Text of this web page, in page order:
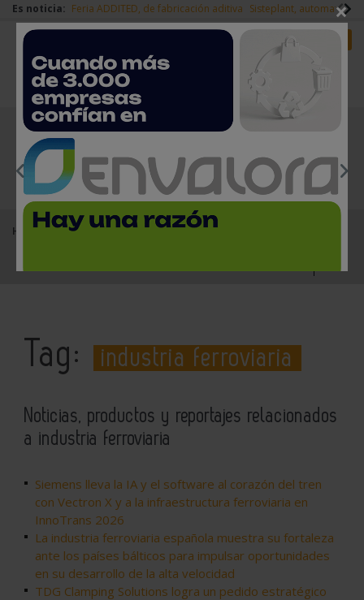
Es noticia: Feria ADDITED, de fabricación aditiva Sisteplant,
Redes Sociales Login empresas
EMPRESAS PREMIUM
Home industria ferroviaria
Tag: industria ferroviaria
Noticias, productos y reportajes relacionados
a industria ferroviaria
Siemens lleva la IA y el software al corazón del tren
con Vectron X y a la infraestructura ferroviaria en
InnoTrans 2026
La industria ferroviaria española muestra su fortaleza
ante los países bálticos para impulsar oportunidades
en su desarrollo de la alta velocidad
TDG Clamping Solutions logra un pedido estratégico
×